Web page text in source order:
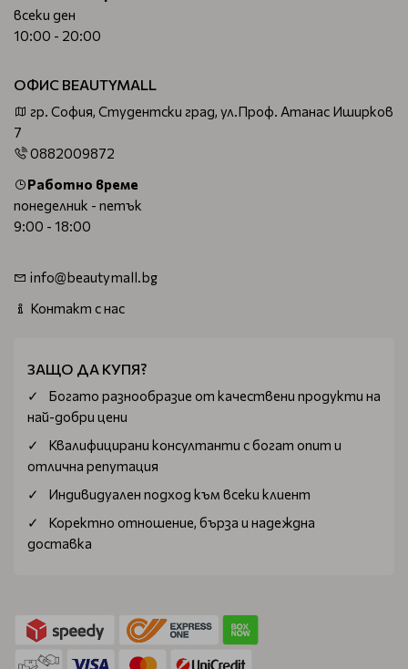
всеки ден
10:00 - 20:00
ОФИС BEAUTYMALL
гр. София, Студентски град, ул.Проф. Атанас Иширков
7
0882009872
Работно време
понеделник - петък
9:00 - 18:00
info@beautymall.bg
Контакт с нас
ЗАЩО ДА КУПЯ?
Богатo разнообразие от качествени продукти на
най-добри цени
Квалифицирани консултанти с богат опит и
отлична репутация
Индивидуален подход към всеки клиент
Коректно отношение, бърза и надеждна
доставка